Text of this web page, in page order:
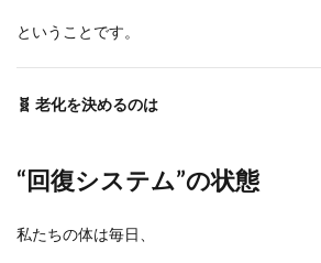
ということです。
🧬 老化を決めるのは
“回復システム”の状態
私たちの体は毎日、